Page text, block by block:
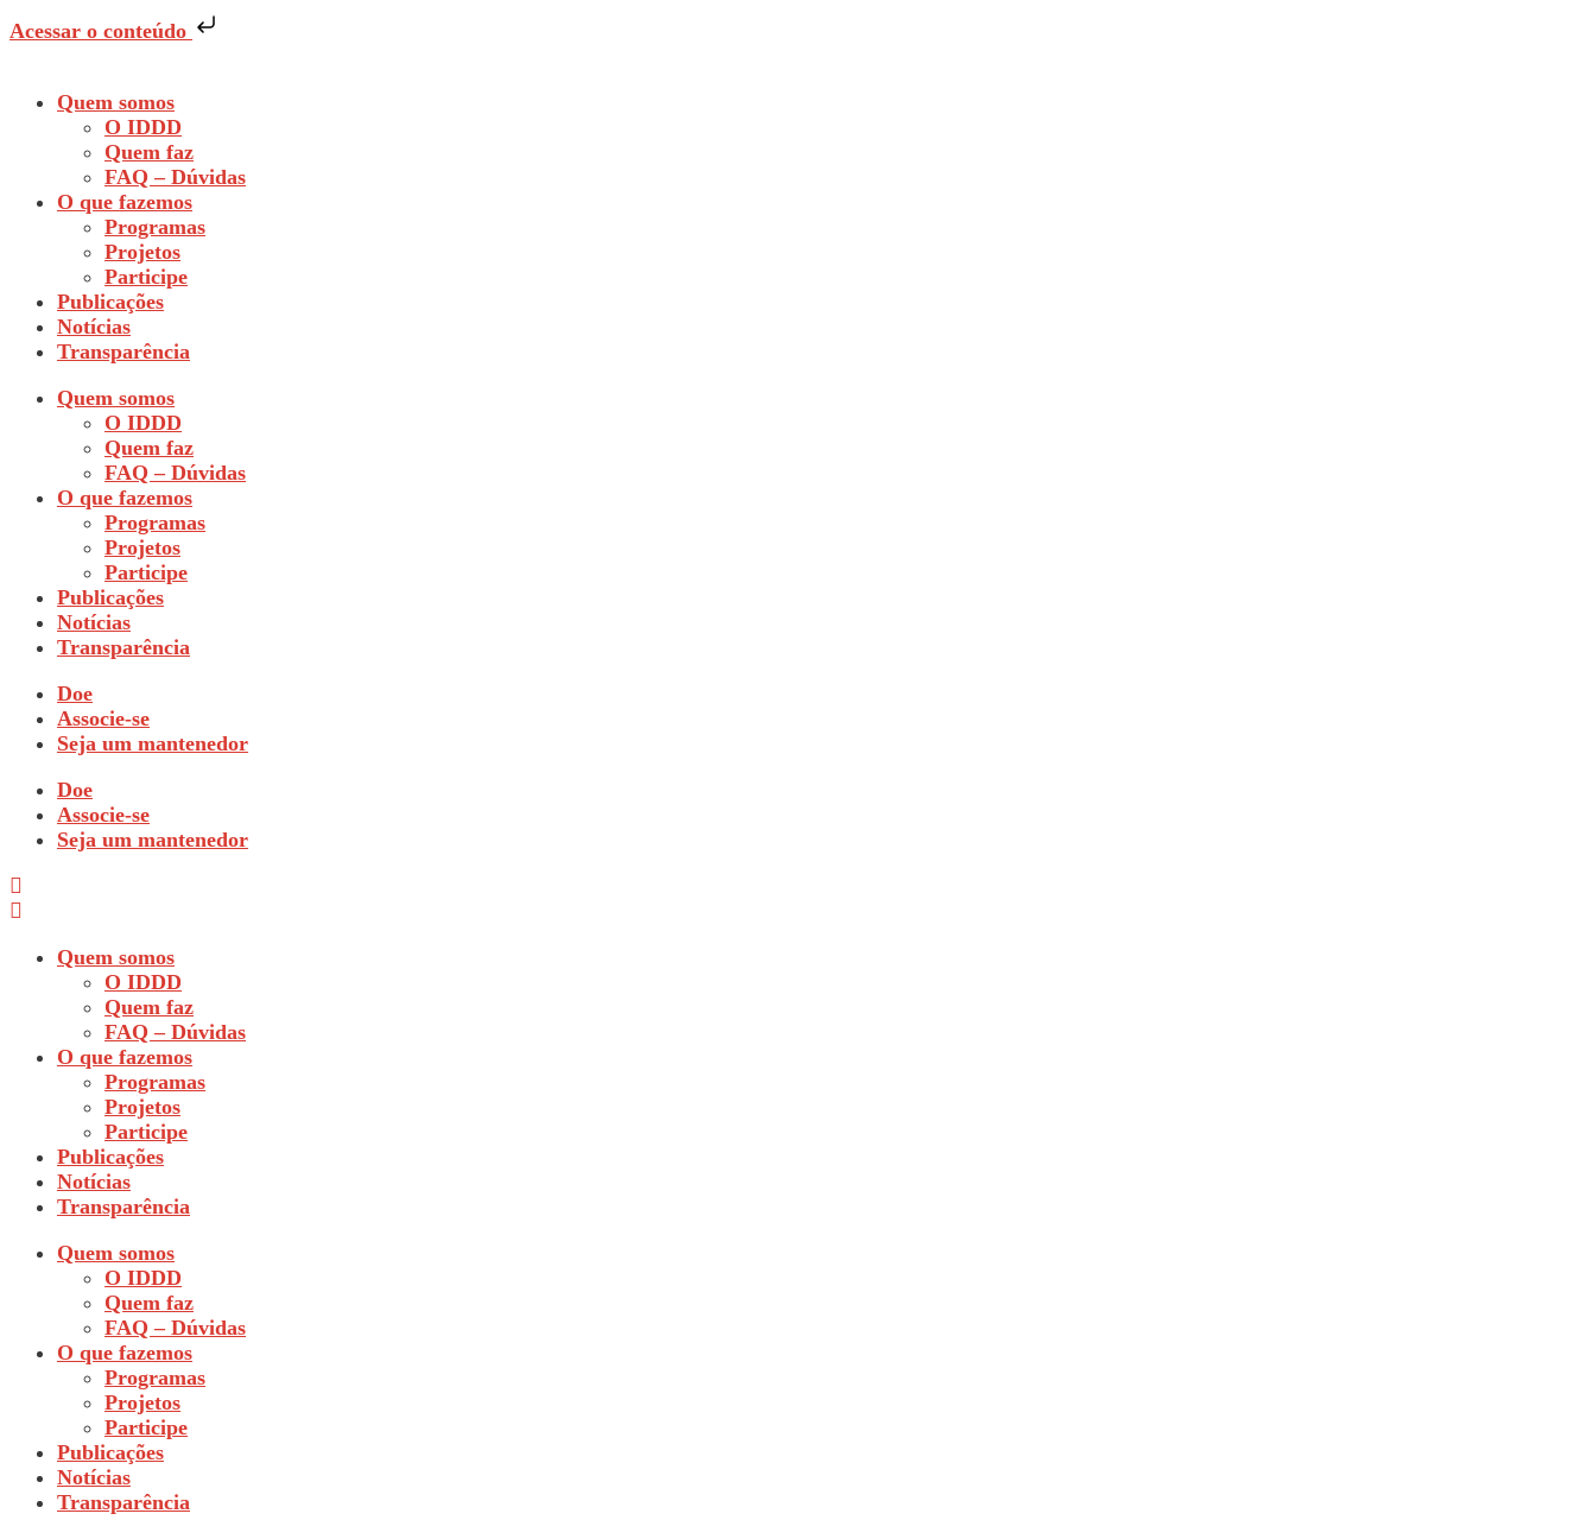
Acessar o conteúdo
Quem somos
O IDDD
Quem faz
FAQ – Dúvidas
O que fazemos
Programas
Projetos
Participe
Publicações
Notícias
Transparência
Quem somos
O IDDD
Quem faz
FAQ – Dúvidas
O que fazemos
Programas
Projetos
Participe
Publicações
Notícias
Transparência
Doe
Associe-se
Seja um mantenedor
Doe
Associe-se
Seja um mantenedor
Quem somos
O IDDD
Quem faz
FAQ – Dúvidas
O que fazemos
Programas
Projetos
Participe
Publicações
Notícias
Transparência
Quem somos
O IDDD
Quem faz
FAQ – Dúvidas
O que fazemos
Programas
Projetos
Participe
Publicações
Notícias
Transparência